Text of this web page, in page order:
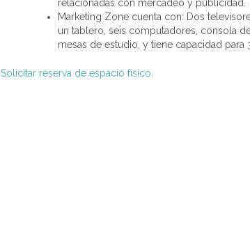
relacionadas con mercadeo y publicidad.
Marketing Zone cuenta con: Dos
un tablero, seis computadores, consola
mesas de estudio, y tiene capacidad para
Solicitar reserva de espacio físico.